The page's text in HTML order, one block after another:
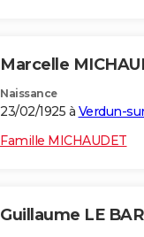
Marcelle
Naissance
23/02/1925 à Verdun-
Famille MICHAUDET
Guillaume LE